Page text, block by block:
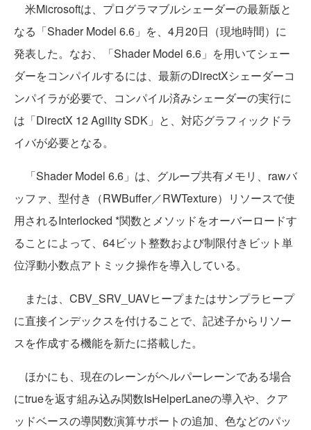
米Microsoftは、プログラマブルシェーダーの最新版と
なる「Shader Model 6.6」を、4月20日（現地時間）に
発表した。なお、「Shader Model 6.6」を用いてシェー
ダーをコンパイルするには、最新のDirectXシェーダーコ
ンパイラが必要で、コンパイル済みシェーダーの実行に
は「DirectX 12 Agility SDK」と、対応グラフィックドラ
イバが必要となる。
「Shader Model 6.6」は、グループ共有メモリ、rawバ
ッファ、型付き（RWBuffer／RWTexture）リソースで使
用されるInterlocked *関数とメソッドをオーバーロードす
ることによって、64ビット整数および制限付きビット単
位浮動小数点アトミック操作を導入している。
または、CBV_SRV_UAVヒープまたはサンプラヒープ
に直接インデックスを付けることで、記述子からリソー
スを作成する機能を新たに搭載した。
ほかにも、現在のレーンがヘルパーレーンである場合
にtrueを返す組み込み関数IsHelperLaneの導入や、クア
ッドベースの導関数演算サポートの追加、色などのパッ